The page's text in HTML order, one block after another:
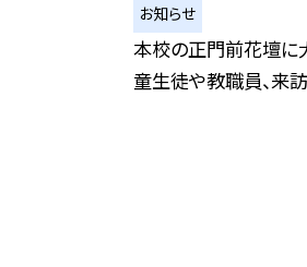
お知らせ
本校の正門前花壇に
童生徒や教職員、来